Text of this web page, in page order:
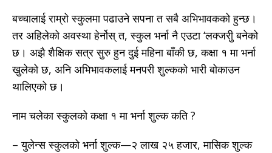
बच्चालाई राम्रो स्कुलमा पढाउने सपना त सबै अभिभावकको हुन्छ।
तर अहिलेको अवस्था हेर्नोस् त, स्कुल भर्ना नै एउटा ‘लक्जरीु बनेको
छ। अझै शैक्षिक सत्र सुरु हुन दुई महिना बाँकी छ, कक्षा १ मा भर्ना
खुलेको छ, अनि अभिभावकलाई मनपरी शुल्कको भारी बोकाउन
थालिएको छ।
नाम चलेका स्कुलको कक्षा १ मा भर्ना शुल्क कति ?
– युलेन्स स्कुलको भर्ना शुल्क—२ लाख २५ हजार, मासिक शुल्क